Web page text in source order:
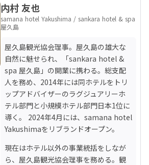
内村 友也
samana hotel Yakushima / sankara hotel & spa
屋久島
屋久島観光協会理事。屋久島の雄大な
自然に魅せられ、「sankara hotel &
spa 屋久島」の開業に携わる。総支配
人を務め、2014年には同ホテルをトリ
ップアドバイザーのラグジュアリーホ
テル部門と小規模ホテル部門日本1位に
導く。 2024年4月には、samana hotel
Yakushimaをリブランドオープン。
現在はホテル以外の事業統括をしなが
ら、屋久島観光協会理事を務める。観